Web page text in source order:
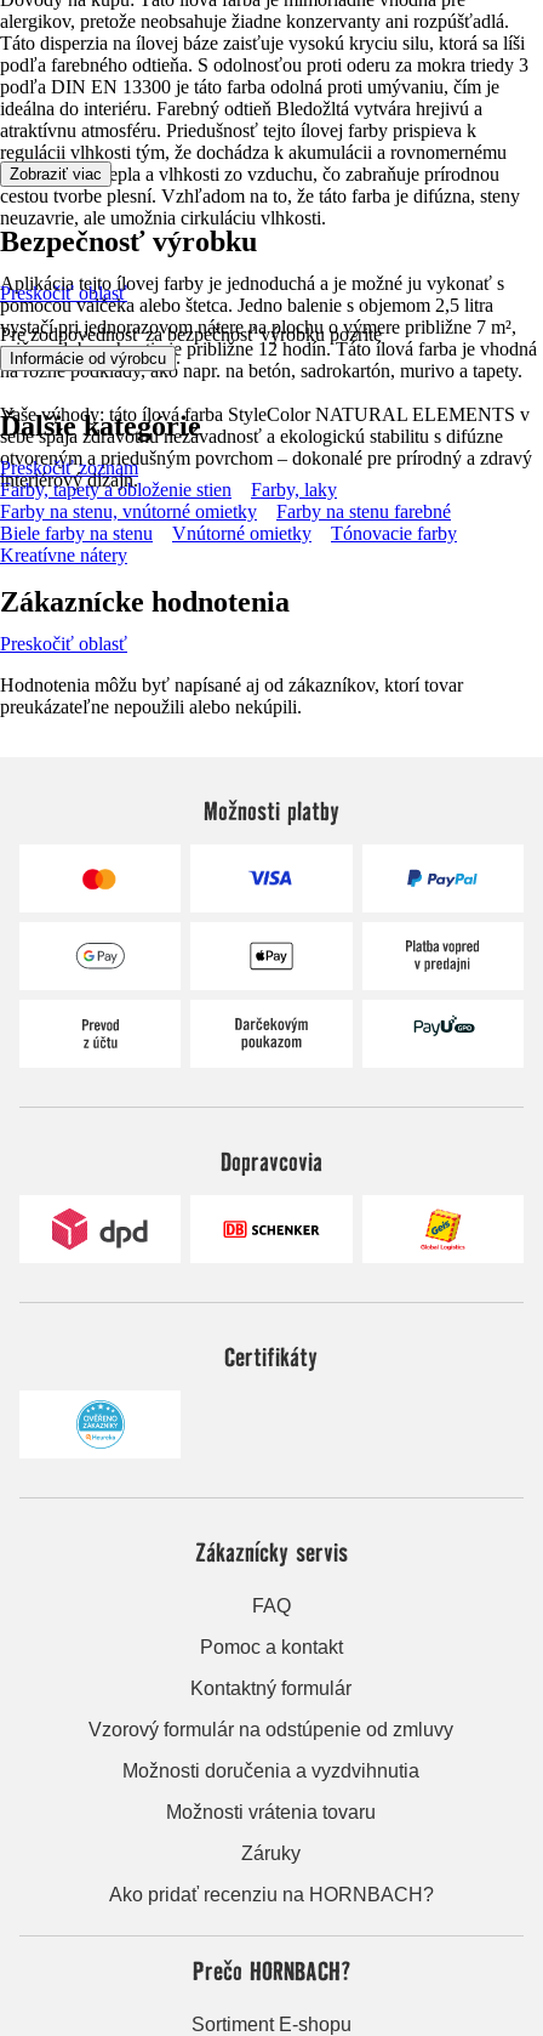
alergikov, pretože neobsahuje žiadne konzervanty ani rozpúšťadlá.
Táto disperzia na ílovej báze zaisťuje vysokú kryciu silu, ktorá sa líši
podľa farebného odtieňa. S odolnosťou proti oderu za mokra triedy 3
podľa DIN EN 13300 je táto farba odolná proti umývaniu, čím je
ideálna do interiéru. Farebný odtieň Bledožltá vytvára hrejivú a
atraktívnu atmosféru. Priedušnosť tejto ílovej farby prispieva k
regulácii vlhkosti tým, že dochádza k akumulácii a rovnomernému
uvoľňovaniu tepla a vlhkosti zo vzduchu, čo zabraňuje prírodnou
cestou tvorbe plesní. Vzhľadom na to, že táto farba je difúzna, steny
neuzavrie, ale umožnia cirkuláciu vlhkosti.
Aplikácia tejto ílovej farby je jednoduchá a je možné ju vykonať s
pomocou valčeka alebo štetca. Jedno balenie s objemom 2,5 litra
vystačí pri jednorazovom nátere na plochu o výmere približne 7 m²,
pričom doba schnutia je približne 12 hodín. Táto ílová farba je vhodná
na rôzne podklady, ako napr. na betón, sadrokartón, murivo a tapety.
Vaše výhody: táto ílová farba StyleColor NATURAL ELEMENTS v
sebe spája zdravotnú nezávadnosť a ekologickú stabilitu s difúzne
otvoreným a priedušným povrchom – dokonalé pre prírodný a zdravý
interiérový dizajn.
Zobraziť viac
Bezpečnosť výrobku
Preskočiť oblasť
Pre zodpovednosť za bezpečnosť výrobku pozrite
Informácie od výrobcu .
Ďalšie kategórie
Preskočiť zoznam
Farby, tapety a obloženie stien
Farby, laky
Farby na stenu, vnútorné omietky
Farby na stenu farebné
Biele farby na stenu
Vnútorné omietky
Tónovacie farby
Kreatívne nátery
Zákaznícke hodnotenia
Preskočiť oblasť
Hodnotenia môžu byť napísané aj od zákazníkov, ktorí tovar
preukázateľne nepoužili alebo nekúpili.
Možnosti platby
Dopravcovia
Certifikáty
Zákaznícky servis
FAQ
Pomoc a kontakt
Kontaktný formulár
Vzorový formulár na odstúpenie od zmluvy
Možnosti doručenia a vyzdvihnutia
Možnosti vrátenia tovaru
Záruky
Ako pridať recenziu na HORNBACH?
Prečo HORNBACH?
Sortiment E-shopu